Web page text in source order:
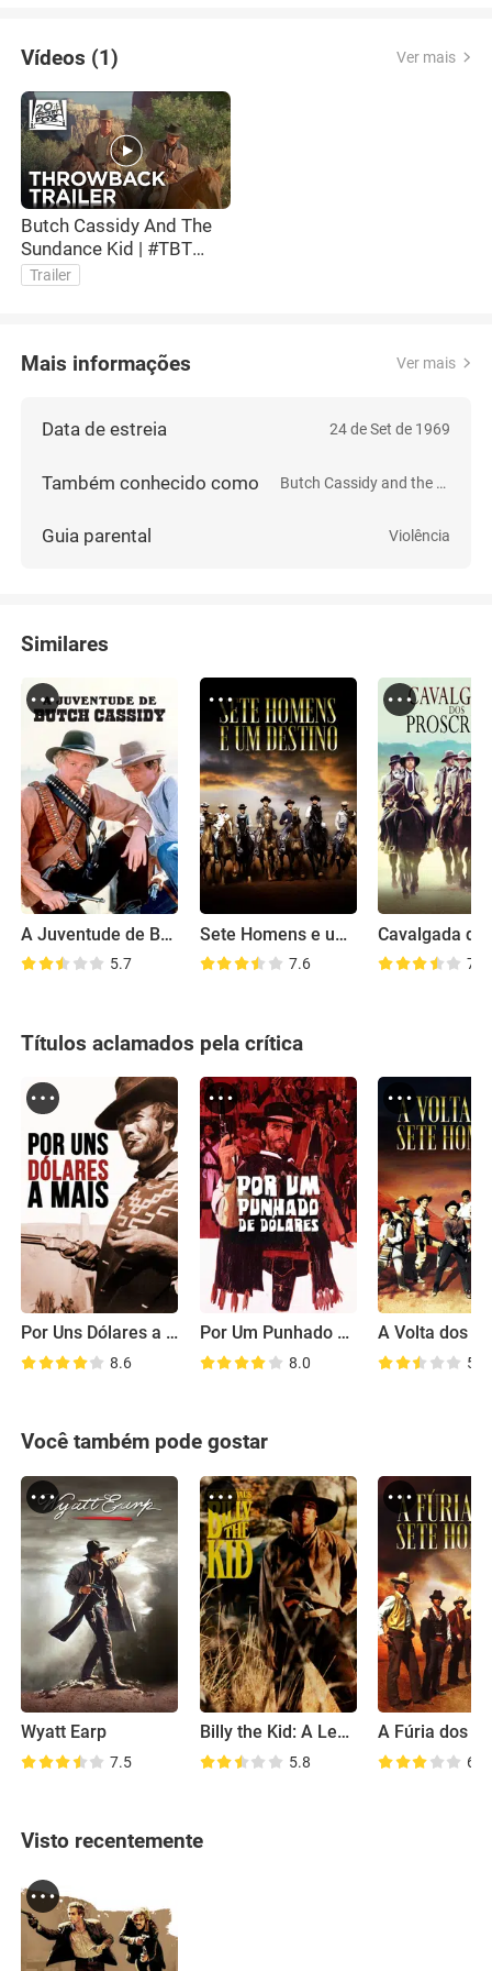
Vídeos (1) Ver mais
Butch Cassidy And The
Sundance Kid | #TBT
Trailer | 20th Century
Trailer
Mais informações Ver mais
Data de estreia 24 de Set de 1969
Também conhecido como Butch Cassidy and the Sundance Kid
Guia parental Violência
Similares
A Juventude de Butch Cassidy
5.7
Sete Homens e um Destino
7.6 7.7
Títulos aclamados pela crítica
Por Uns Dólares a Mais
8.6
Por Um Punhado de Dólares
8.0 5.5
Você também pode gostar
Wyatt Earp
7.5
Billy the Kid: A Lenda
5.8 6.7
Visto recentemente